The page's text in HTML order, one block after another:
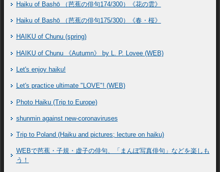
Haiku of Bashō （芭蕉の俳句174/300）《花の雲》
Haiku of Bashō （芭蕉の俳句175/300）《春・桜》
HAIKU of Chunu (spring)
HAIKU of Chunu 《Autumn》 by L. P. Lovee (WEB)
Let's enjoy haiku!
Let's practice ultimate "LOVE"! (WEB)
Photo Haiku (Trip to Europe)
shunmin against new-coronaviruses
Trip to Poland (Haiku and pictures; lecture on haiku)
WEBで芭蕉・子規・虚子の俳句、「まんぽ写真俳句」などを楽しも
う！